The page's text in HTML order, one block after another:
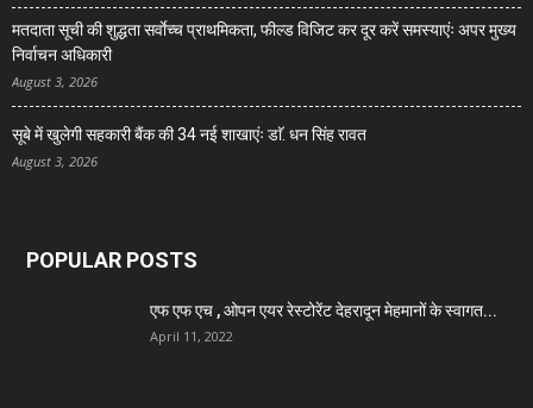
मतदाता सूची की शुद्धता सर्वाेच्च प्राथमिकता, फील्ड विजिट कर दूर करें समस्याएंः अपर मुख्य
निर्वाचन अधिकारी
August 3, 2026
सूबे में खुलेगी सहकारी बैंक की 34 नई शाखाएंः डाॅ. धन सिंह रावत
August 3, 2026
POPULAR POSTS
एफ एफ एच , ओपन एयर रेस्टोरेंट देहरादून मेहमानों के स्वागत...
April 11, 2022